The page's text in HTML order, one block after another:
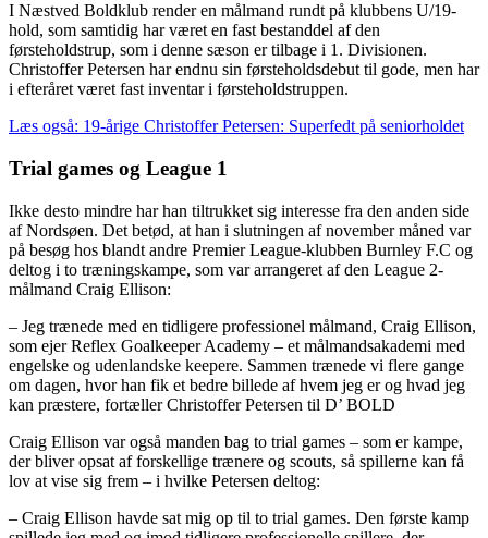
I Næstved Boldklub render en målmand rundt på klubbens U/19-
hold, som samtidig har været en fast bestanddel af den
førsteholdstrup, som i denne sæson er tilbage i 1. Divisionen.
Christoffer Petersen har endnu sin førsteholdsdebut til gode, men har
i efteråret været fast inventar i førsteholdstruppen.
Læs også: 19-årige Christoffer Petersen: Superfedt på seniorholdet
Trial games og League 1
Ikke desto mindre har han tiltrukket sig interesse fra den anden side
af Nordsøen. Det betød, at han i slutningen af november måned var
på besøg hos blandt andre Premier League-klubben Burnley F.C og
deltog i to træningskampe, som var arrangeret af den League 2-
målmand Craig Ellison:
– Jeg trænede med en tidligere professionel målmand, Craig Ellison,
som ejer Reflex Goalkeeper Academy – et målmandsakademi med
engelske og udenlandske keepere. Sammen trænede vi flere gange
om dagen, hvor han fik et bedre billede af hvem jeg er og hvad jeg
kan præstere, fortæller Christoffer Petersen til D’ BOLD
Craig Ellison var også manden bag to trial games – som er kampe,
der bliver opsat af forskellige trænere og scouts, så spillerne kan få
lov at vise sig frem – i hvilke Petersen deltog:
– Craig Ellison havde sat mig op til to trial games. Den første kamp